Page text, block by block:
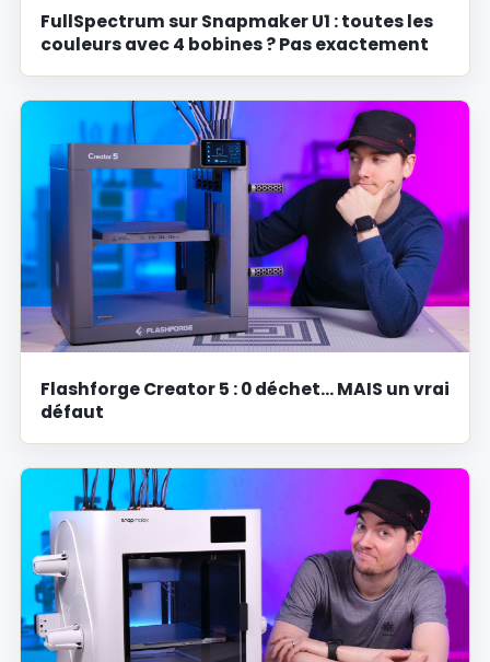
FullSpectrum sur Snapmaker U1 : toutes les
couleurs avec 4 bobines ? Pas exactement
Flashforge Creator 5 : 0 déchet… MAIS un vrai
défaut